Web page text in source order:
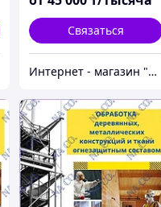
Связаться
Интернет - магазин "Безопасный Дом"